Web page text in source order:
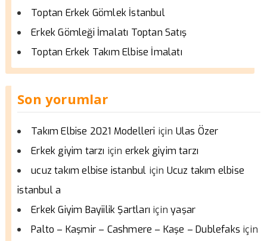
Toptan Erkek Gömlek İstanbul
Erkek Gömleği İmalatı Toptan Satış
Toptan Erkek Takım Elbise İmalatı
Son yorumlar
Takım Elbise 2021 Modelleri için Ulas Özer
Erkek giyim tarzı için erkek giyim tarzı
ucuz takım elbise istanbul için Ucuz takım elbise
istanbul a
Erkek Giyim Bayiilik Şartları içinyaşar
Palto – Kaşmir – Cashmere – Kaşe – Dublefaks için